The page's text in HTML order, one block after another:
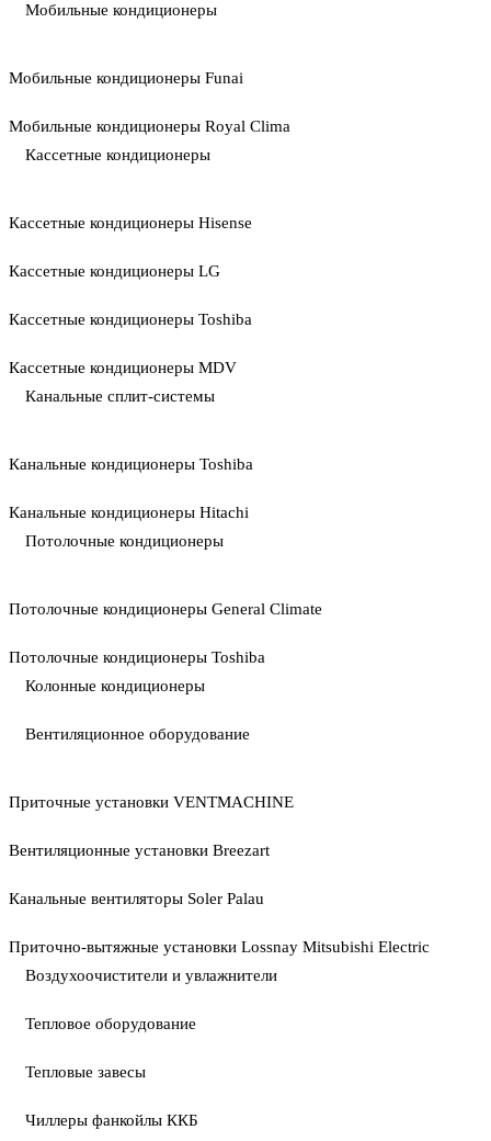
Мобильные кондиционеры
Мобильные кондиционеры Funai
Мобильные кондиционеры Royal Clima
Кассетные кондиционеры
Кассетные кондиционеры Hisense
Кассетные кондиционеры LG
Кассетные кондиционеры Toshiba
Кассетные кондиционеры MDV
Канальные сплит-системы
Канальные кондиционеры Toshiba
Канальные кондиционеры Hitachi
Потолочные кондиционеры
Потолочные кондиционеры General Climate
Потолочные кондиционеры Toshiba
Колонные кондиционеры
Вентиляционное оборудование
Приточные установки VENTMACHINE
Вентиляционные установки Breezart
Канальные вентиляторы Soler Palau
Приточно-вытяжные установки Lossnay Mitsubishi Electric
Воздухоочистители и увлажнители
Тепловое оборудование
Тепловые завесы
Чиллеры фанкойлы ККБ